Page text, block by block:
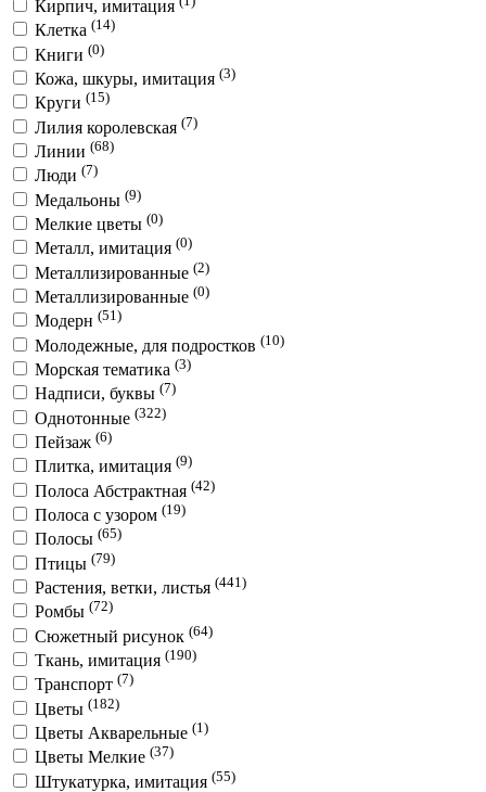
Кирпич, имитация
Клетка (14)
Книги (0)
Кожа, шкуры, имитация (3)
Круги (15)
Лилия королевская (7)
Линии (68)
Люди (7)
Медальоны (9)
Мелкие цветы (0)
Металл, имитация (0)
Металлизированные (2)
Металлизированные (0)
Модерн (51)
Молодежные, для подростков (10)
Морская тематика (3)
Надписи, буквы (7)
Однотонные (322)
Пейзаж (6)
Плитка, имитация (9)
Полоса Абстрактная (42)
Полоса с узором (19)
Полосы (65)
Птицы (79)
Растения, ветки, листья (441)
Ромбы (72)
Сюжетный рисунок (64)
Ткань, имитация (190)
Транспорт (7)
Цветы (182)
Цветы Акварельные (1)
Цветы Мелкие (37)
Штукатурка, имитация (55)